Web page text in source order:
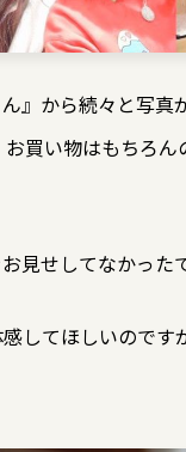
』から続々と写
買い物はもちろ
見せしてなかった
してほしいので